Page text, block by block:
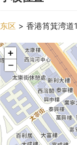
东区 > 香港筲箕湾道